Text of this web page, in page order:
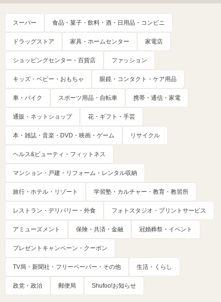
スーパー 食品・菓子・飲料・酒・日用品・コンビニ
ドラッグストア 家具・ホームセンター 家電店
ショッピングセンター・百貨店 ファッション
キッズ・ベビー・おもちゃ 眼鏡・コンタクト・ケア用品
車・バイク スポーツ用品・自転車 携帯・通信・家電
通販・ネットショップ 花・ギフト・手芸
本・雑誌・音楽・DVD・映画・ゲーム リサイクル
ヘルス&ビューティ・フィットネス
マンション・戸建・リフォーム・レンタル収納
旅行・ホテル・リゾート 学習塾・カルチャー・教育・教習所
レストラン・デリバリー・外食 フォトスタジオ・プリントサービス
アミューズメント 保険・共済・金融 冠婚葬祭・イベント
プレゼントキャンペーン・クーポン
TV局・新聞社・フリーペーパー・その他 生活・くらし
政党・政治 郵便局 Shufoo!お知らせ